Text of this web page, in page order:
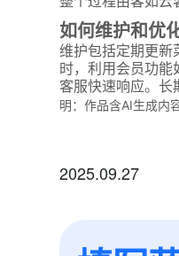
如何维护和优
维护包括定期更新
时，利用会员功
客服快速响应。长
明：作品含AI生成内
2025.09.27